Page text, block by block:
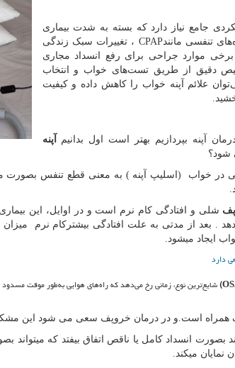
جامع نیاز دارد که بسته به شدت بیماری
تنفسی مانندCPAP ، تغییرات سبک زندگی
موارد جراحی برای رفع انسداد مجاری
دقیق از طریق تست‌های خواب و انتخاب
علائم آپنه خواب را کاهش داده و کیفیت
آپنه بپردازیم بهتر است اول بدانیم
آپنه
شود؟
در خواب (اسلیپ آپنه ) به معنی قطع تنفس
شلی و افتادگی کام نرم است و در اوایل، این
. بعد از مدتی به علت افتادگی بیشترکام نرم
ایجاد میشود.
دارد
شایع‌ترین نوع، زمانی رخ می‌دهد که راه‌های هوایی به‌طور موقت
همراه است.و در درمان خروپف سعی می شود این
بصورت انسداد کامل یا ناقص اتفاق بیفتد که
نمایان میکند.